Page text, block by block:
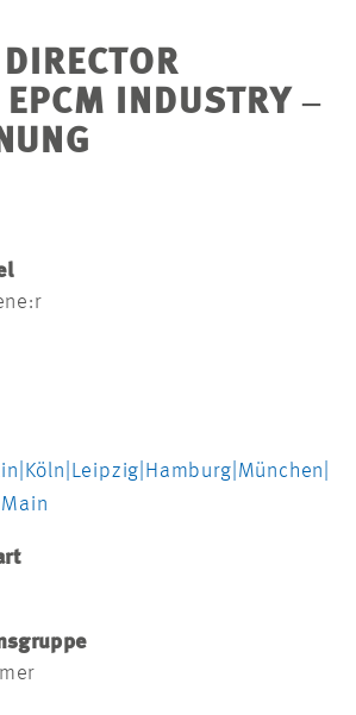
ALL ABOUT APPLYING
JOB-OPPORTUNITIES
INDUSTRY ‒
Köln Leipzig Hamburg München